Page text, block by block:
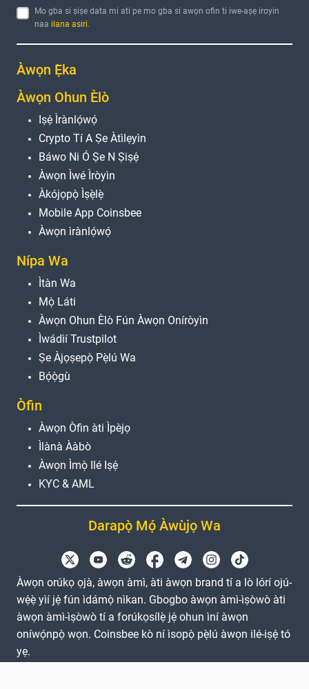
Mo gba si ṣiṣe data mi ati pe mo gba si awọn ofin ti iwe-aṣẹ iroyin
naa ilana asiri.
Àwọn Ẹ̀ka
Àwọn Ohun Èlò
Iṣẹ́ Ìrànlọ́wọ́
Crypto Tí A Ṣe Àtìlẹyìn
Báwo Ni Ó Ṣe N Ṣiṣẹ́
Àwọn Ìwé Ìròyìn
Àkójọpọ̀ Ìṣẹ̀lẹ̀
Mobile App Coinsbee
Àwọn ìrànlọ́wọ́
Nípa Wa
Ìtàn Wa
Mọ̀ Láti
Àwọn Ohun Èlò Fún Àwọn Oníròyìn
Ìwádìí Trustpilot
Ṣe Àjọṣepọ̀ Pẹ̀lú Wa
Bọ́ọ̀gù
Òfin
Àwọn Òfin àti Ìpèjọ
Ìlànà Ààbò
Àwọn Ìmọ̀ Ilé Iṣẹ́
KYC & AML
Darapọ̀ Mọ́ Àwùjọ Wa
Àwọn orúkọ ọjà, àwọn àmì, àti àwọn brand tí a lò lórí ojú-
wẹ́ẹ̀ yìí jẹ́ fún ìdámọ̀ nìkan. Gbogbo àwọn àmì-ìṣòwò àti
àwọn àmì-ìṣòwò tí a forúkọsílẹ̀ jẹ́ ohun ìní àwọn
oníwọ́npọ̀ wọn. Coinsbee kò ní ìsopọ̀ pẹ̀lú àwọn ilé-iṣẹ́ tó
yẹ.